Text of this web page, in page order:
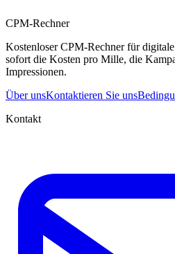
CPM-Rechner
Kostenloser CPM-Rechner für
sofort die Kosten pro Mille, die
Impressionen.
Über unsKontaktieren Sie uns
Kontakt